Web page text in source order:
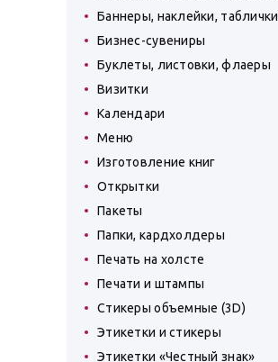
Баннеры, наклейки, таблички
Бизнес-сувениры
Буклеты, листовки, флаеры
Визитки
Календари
Меню
Изготовление книг
Открытки
Пакеты
Папки, кардхолдеры
Печать на холсте
Печати и штампы
Стикеры объемные (3D)
Этикетки и стикеры
Этикетки «Честный знак»